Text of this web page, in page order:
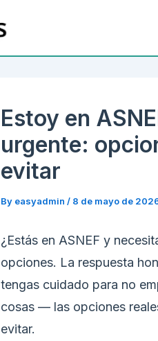
Estoy en
urgente:
evitar
By easyadmin / 8 de mayo de
¿Estás en ASNEF y
opciones. La respuesta
tengas cuidado para no
cosas — las opciones
evitar.